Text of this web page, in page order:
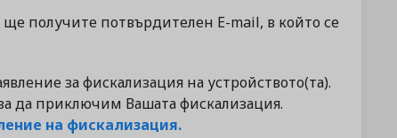
получите потвърдителен E-mail, в който се
за фискализация на устройството(та).
да приключим Вашата фискализация.
на фискализация.